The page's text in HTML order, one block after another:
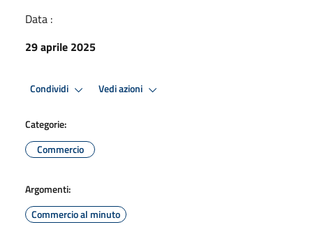
Data :
29 aprile 2025
Condividi Vedi azioni
Categorie:
Commercio
Argomenti:
Commercio al minuto